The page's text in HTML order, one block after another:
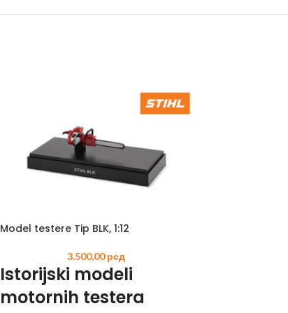
Model testere Tip BLK, 1:12
3.500,00рсд
Istorijski modeli
motornih testera